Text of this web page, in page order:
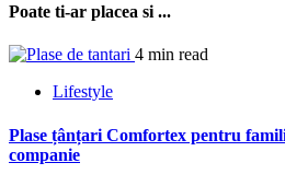
Poate ti-ar placea si ...
4 min read
Lifestyle
Plase țânțari Comfortex pentru
companie